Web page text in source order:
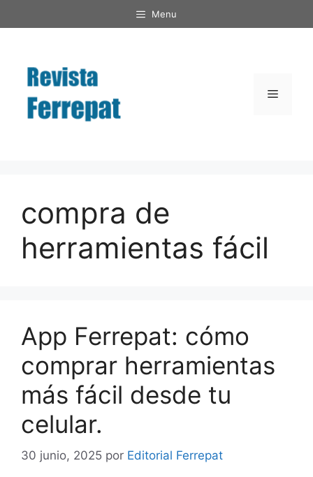
al
Menu
Menú
compra de
herramientas fácil
App Ferrepat: cómo
comprar herramientas
más fácil desde tu
celular.
30 junio, 2025 por Editorial Ferrepat